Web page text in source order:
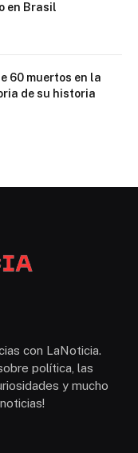
en Brasil
60 muertos en la
de su historia
con LaNoticia.
política, las
y mucho